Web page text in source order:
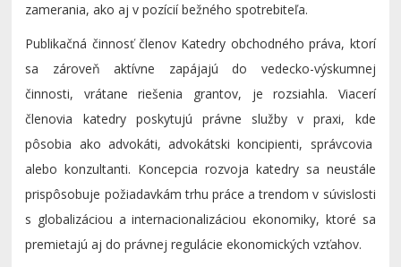
zamerania, ako aj v pozícií bežného spotrebiteľa.
Publikačná činnosť členov Katedry obchodného práva, ktorí
sa zároveň aktívne zapájajú do vedecko-výskumnej
činnosti, vrátane riešenia grantov, je rozsiahla. Viacerí
členovia katedry poskytujú právne služby v praxi, kde
pôsobia ako advokáti, advokátski koncipienti, správcovia
alebo konzultanti. Koncepcia rozvoja katedry sa neustále
prispôsobuje požiadavkám trhu práce a trendom v súvislosti
s globalizáciou a internacionalizáciou ekonomiky, ktoré sa
premietajú aj do právnej regulácie ekonomických vzťahov.